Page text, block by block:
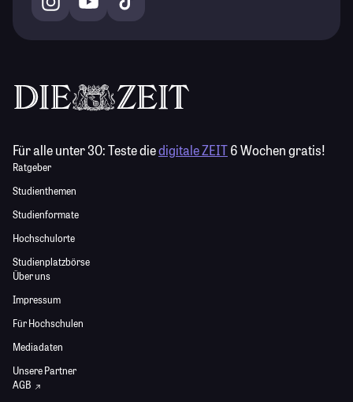
Für alle unter 30:Teste diedigitale ZEIT6 Wochen gratis!
Ratgeber
Studienthemen
Studienformate
Hochschulorte
Studienplatzbörse
Über uns
Impressum
Für Hochschulen
Mediadaten
Unsere Partner
AGB